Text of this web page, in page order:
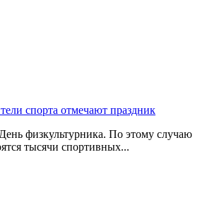
спорта отмечают праздник
физкультурника. По этому случаю
тысячи спортивных...